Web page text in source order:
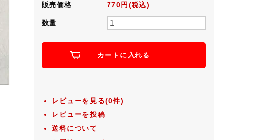
販売価格 770円(税込)
数量
カートに入れる
レビューを見る(0件)
レビューを投稿
送料について